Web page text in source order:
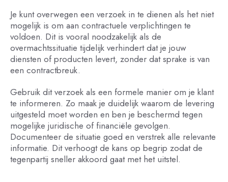
Je kunt overwegen een verzoek in te dienen als het niet
mogelijk is om aan contractuele verplichtingen te
voldoen. Dit is vooral noodzakelijk als de
overmachtssituatie tijdelijk verhindert dat je jouw
diensten of producten levert, zonder dat sprake is van
een contractbreuk.
Gebruik dit verzoek als een formele manier om je klant
te informeren. Zo maak je duidelijk waarom de levering
uitgesteld moet worden en ben je beschermd tegen
mogelijke juridische of financiële gevolgen.
Documenteer de situatie goed en verstrek alle relevante
informatie. Dit verhoogt de kans op begrip zodat de
tegenpartij sneller akkoord gaat met het uitstel.